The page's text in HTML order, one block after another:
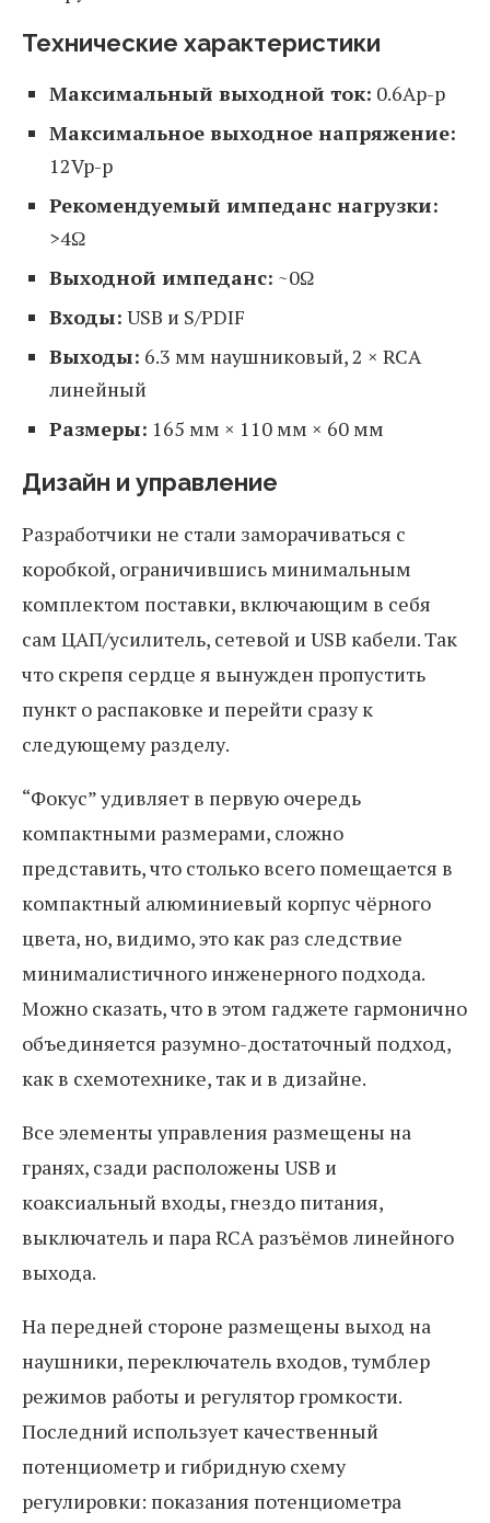
Технические характеристики
Максимальный выходной ток: 0.6Ap-p
Максимальное выходное напряжение:
12Vp-p
Рекомендуемый импеданс нагрузки:
>4Ω
Выходной импеданс: ~0Ω
Входы: USB и S/PDIF
Выходы: 6.3 мм наушниковый, 2 × RCA
линейный
Размеры: 165 мм × 110 мм × 60 мм
Дизайн и управление
Разработчики не стали заморачиваться с
коробкой, ограничившись минимальным
комплектом поставки, включающим в себя
сам ЦАП/усилитель, сетевой и USB кабели. Так
что скрепя сердце я вынужден пропустить
пункт о распаковке и перейти сразу к
следующему разделу.
“Фокус” удивляет в первую очередь
компактными размерами, сложно
представить, что столько всего помещается в
компактный алюминиевый корпус чёрного
цвета, но, видимо, это как раз следствие
минималистичного инженерного подхода.
Можно сказать, что в этом гаджете гармонично
объединяется разумно-достаточный подход,
как в схемотехнике, так и в дизайне.
Все элементы управления размещены на
гранях, сзади расположены USB и
коаксиальный входы, гнездо питания,
выключатель и пара RCA разъёмов линейного
выхода.
На передней стороне размещены выход на
наушники, переключатель входов, тумблер
режимов работы и регулятор громкости.
Последний использует качественный
потенциометр и гибридную схему
регулировки: показания потенциометра